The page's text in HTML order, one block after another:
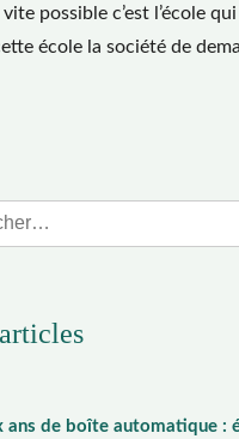
possible c’est l’école
école la société de
ans de boîte automatique :